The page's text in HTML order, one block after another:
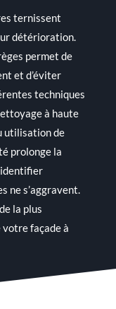
ternissent
détérioration.
permet de
et d’éviter
techniques
à haute
utilisation de
prolonge la
ne s’aggravent.
la plus
façade à